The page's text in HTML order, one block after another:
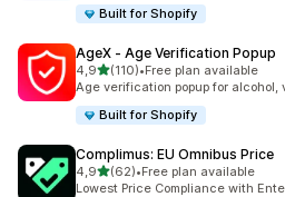
Built for Shopify
AgeX ‑ Age Verification Popup
4,9de 5 estrelas
(110)
110 total de avaliações
•Free plan available
Age verification popup for alcohol,
Built for Shopify
Complimus: EU Omnibus Price
4,9de 5 estrelas
(62)
62 total de avaliações
•Free plan available
Lowest Price Compliance with